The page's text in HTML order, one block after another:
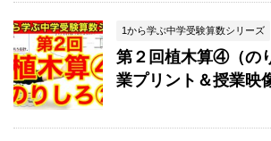
1から学ぶ中学受験算数シリーズ
第２回植木算④（の
業プリント＆授業映